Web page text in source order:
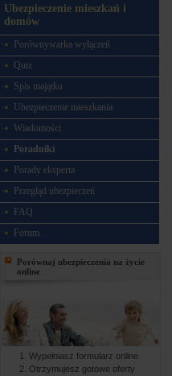
Ubezpieczenie mieszkań i
domów
Porównywarka wyłączeń
Quiz
Spis majątku
Ubezpieczenie mieszkania
Wiadomości
Poradniki
Porady eksperta
Przegląd ubezpieczeń
FAQ
Forum
Porównaj ubezpieczenia na życie
online
Wypełniasz formularz online
Otrzymujesz gotowe oferty